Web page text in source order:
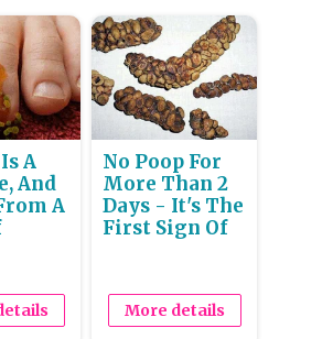
A
And
A
No Poop For
More Than 2
Days - It's The
First Sign Of
More details